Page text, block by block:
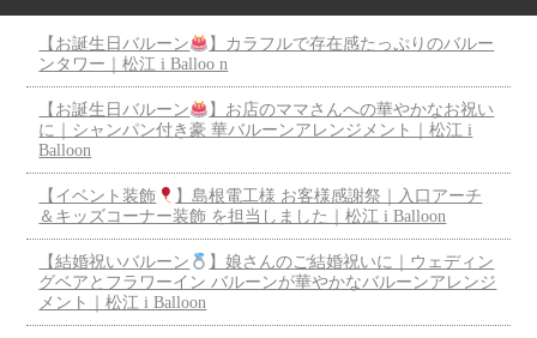
【お誕生日バルーン
】カラフルで存在感たっぷりのバルー
ンタワー｜松江 i Balloo n
【お誕生日バルーン
】お店のママさんへの華やかなお祝い
に｜シャンパン付き豪 華バルーンアレンジメント｜松江 i
Balloon
【イベント装飾
】島根電工様 お客様感謝祭｜入口アーチ
＆キッズコーナー装飾 を担当しました｜松江 i Balloon
【結婚祝いバルーン
】娘さんのご結婚祝いに｜ウェディン
グベアとフラワーイン バルーンが華やかなバルーンアレンジ
メント｜松江 i Balloon